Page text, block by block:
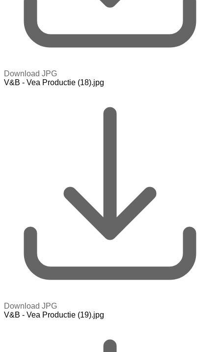
Download JPG
V&B - Vea Productie (18).jpg
Download JPG
V&B - Vea Productie (19).jpg